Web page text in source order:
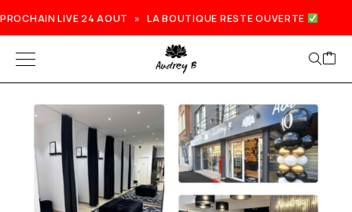
PROCHAIN LIVE 24 AOUT » LA BOUTIQUE RESTE OUVERTE